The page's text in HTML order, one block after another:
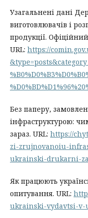
Узагальнені дані
виготовлювачів і
продукції.
URL: https://
Без паперу,
інфраструктурою:
зараз. URL: https://
zi-zrujnovanoiu-
ukrainski-drukarni-
Як працюють
опитування. URL:
ukrainski-vydavtsi-